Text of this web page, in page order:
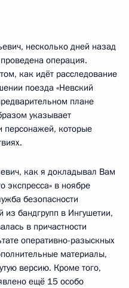
несколько дней назад
операция.
как идёт расследование
поезда «Невский
плане
указывает
персонажей, которые
как я докладывал Вам
экспресса» в ноябре
безопасности
из бандгрупп в Ингушетии,
в причастности
оперативно-разыскных
материалы,
версию. Кроме того,
ещё 15 особо